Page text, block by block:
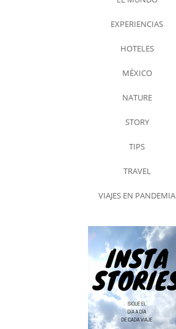
EXPERIENCIAS
HOTELES
MÉXICO
NATURE
STORY
TIPS
TRAVEL
VIAJES EN PANDEMIA